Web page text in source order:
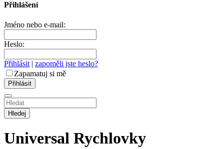
Přihlášení
Jméno nebo e-mail:
Heslo:
Přihlásit | zapoměli jste heslo?
Zapamatuj si mě
Hledej
Universal Rychlovky